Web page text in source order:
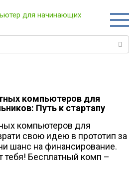
компьютеров для
Путь к стартапу
компьютеров для
свою идею в прототип за
шанс на финансирование.
тебя! Бесплатный комп –